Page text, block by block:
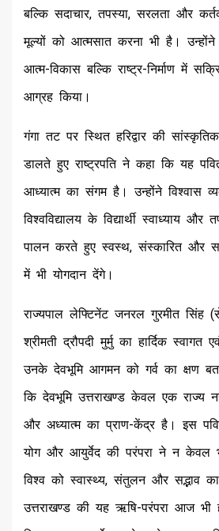
बल्कि सदाचार, तपस्या, सरलता और
मूल्यों को आत्मसात करना भी है। उन्होंने
आत्म-विकास बल्कि राष्ट्र-निर्माण में
आग्रह किया।
गंगा तट पर स्थित हरिद्वार की
डालते हुए राष्ट्रपति ने कहा कि यह
आध्यात्म का संगम है। उन्होंने विश्वास
विश्वविद्यालय के विद्यार्थी स्वाध्याय
पालन करते हुए स्वस्थ, संस्कारित और
में भी योगदान देंगे।
राज्यपाल लेफ्टिनेंट जनरल गुरमीत सिंह
श्रीमती द्रौपदी मुर्मु का हार्दिक
उनके देवभूमि आगमन को गर्व का क्षण
कि देवभूमि उत्तराखण्ड केवल एक राज्य
और अध्यात्म का प्राण-केंद्र है। इस
योग और आयुर्वेद की परंपरा ने न केवल
विश्व को स्वास्थ्य, संतुलन और सद्भाव
उत्तराखण्ड की यह ऋषि-परंपरा आज भी